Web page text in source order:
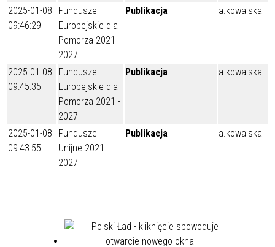
2025-01-08
09:46:29
Fundusze
Europejskie dla
Pomorza 2021 -
2027
Publikacja a.kowalska
2025-01-08
09:45:35
Fundusze
Europejskie dla
Pomorza 2021 -
2027
Publikacja a.kowalska
2025-01-08
09:43:55
Fundusze
Unijne 2021 -
2027
Publikacja a.kowalska